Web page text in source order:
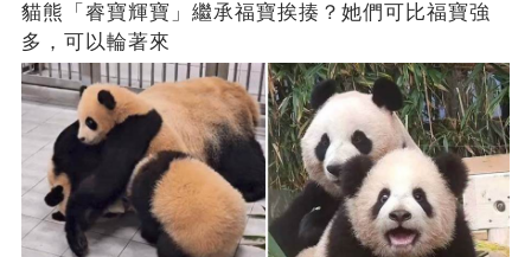
貓熊「睿寶輝寶」繼承福寶挨揍？她們可比福寶強
多，可以輪著來